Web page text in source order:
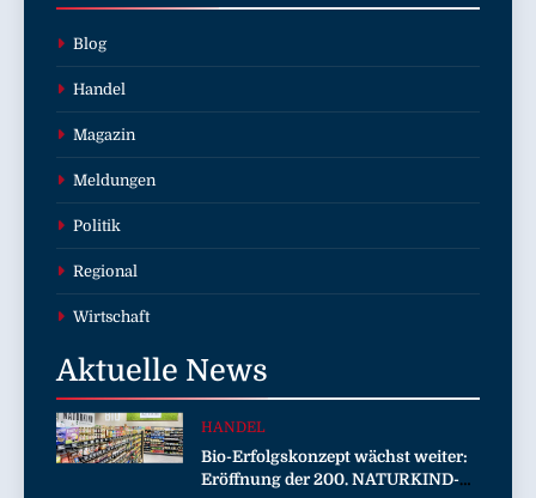
Blog
Handel
Magazin
Meldungen
Politik
Regional
Wirtschaft
Aktuelle News
HANDEL
Bio-Erfolgskonzept wächst weiter:
Eröffnung der 200. NATURKIND-